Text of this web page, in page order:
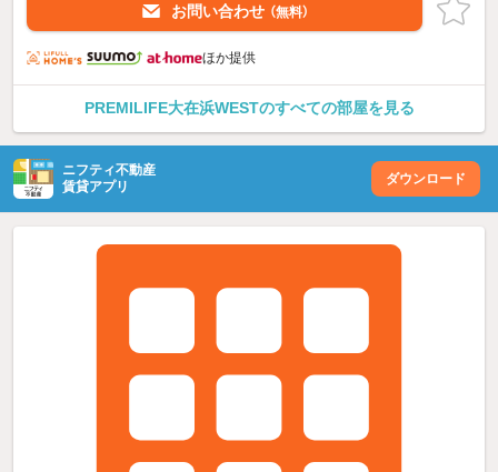
お問い合わせ （無料）
ほか提供
PREMILIFE大在浜WESTのすべての部屋を見る
ニフティ不動産
賃貸アプリ
ダウンロード